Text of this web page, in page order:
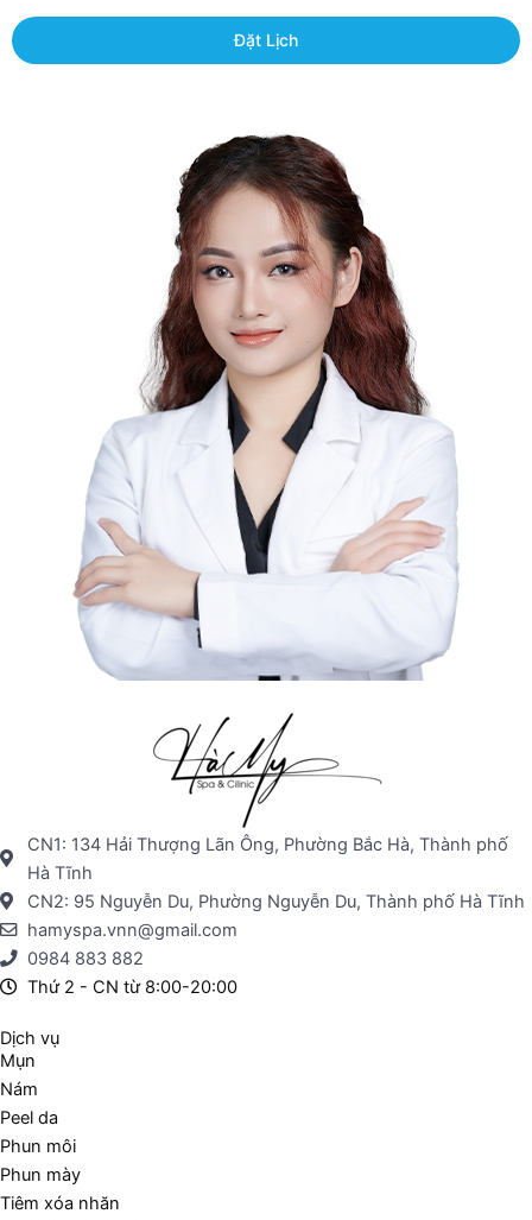
Đặt Lịch
CN1: 134 Hải Thượng Lãn Ông, Phường Bắc Hà, Thành phố
Hà Tĩnh
CN2: 95 Nguyễn Du, Phường Nguyễn Du, Thành phố Hà Tĩnh
hamyspa.vnn@gmail.com
0984 883 882
Thứ 2 - CN từ 8:00-20:00
Dịch vụ
Mụn
Nám
Peel da
Phun môi
Phun mày
Tiêm xóa nhăn